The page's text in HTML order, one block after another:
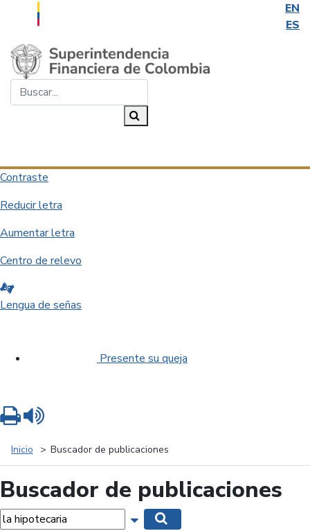
EN
ES
Saltar al contenido principal
Contraste
Reducir letra
Aumentar letra
Centro de relevo
Lengua de señas
Presente su queja
Inicio Buscador de publicaciones
Buscador de publicaciones
Mostrar opciones de búsqueda
Imprimir